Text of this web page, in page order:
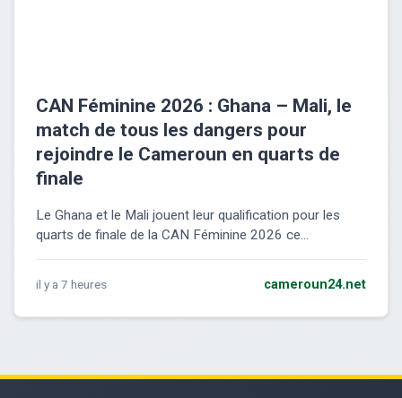
CAN Féminine 2026 : Ghana – Mali, le
match de tous les dangers pour
rejoindre le Cameroun en quarts de
finale
Le Ghana et le Mali jouent leur qualification pour les
quarts de finale de la CAN Féminine 2026 ce...
il y a 7 heures cameroun24.net